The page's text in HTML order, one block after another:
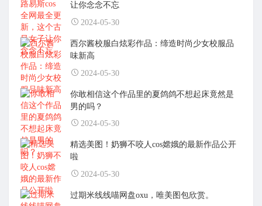
让你念念不忘
2024-05-30
西尔酱校服白炫彩作品：缔造时尚少女校服品
味新高
2024-05-30
你敢相信这个作品里的夏鸽鸽不想起床竟然是
男的吗？
2024-05-30
精选美图！奶狮不咬人cos嫦娥的最新作品公开
啦
2024-05-30
过期米线线喵网盘oxu，唯美图包欣赏。